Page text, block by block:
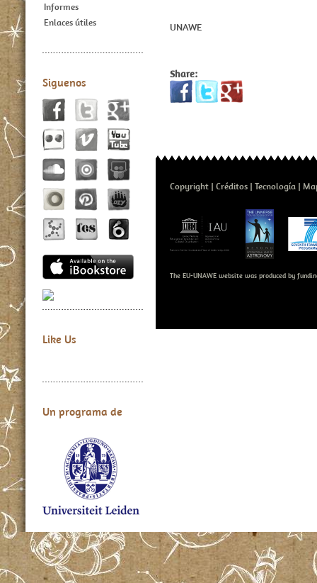
Informes
Enlaces útiles
Siguenos
Like Us
Un programa de
UNAWE
Share:
Copyright Créditos Tecnología
The EU-UNAWE website was produced by